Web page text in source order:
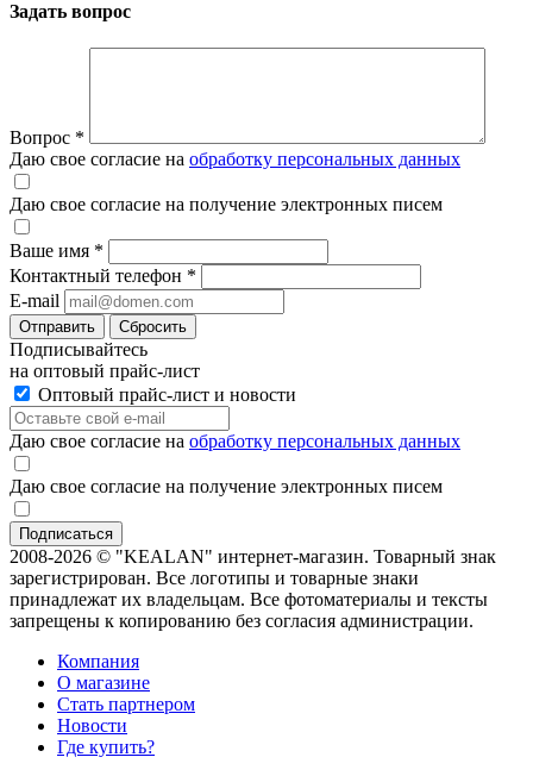
Задать вопрос
Вопрос *
Даю свое согласие на обработку персональных данных
Даю свое согласие на получение электронных писем
Ваше имя *
Контактный телефон *
E-mail
Отправить Сбросить
Подписывайтесь
на оптовый прайс-лист
Оптовый прайс-лист и новости
Даю свое согласие на обработку персональных данных
Даю свое согласие на получение электронных писем
2008-2026 © "KEALAN" интернет-магазин. Товарный знак
зарегистрирован. Все логотипы и товарные знаки
принадлежат их владельцам. Все фотоматериалы и тексты
запрещены к копированию без согласия администрации.
Компания
О магазине
Стать партнером
Новости
Где купить?